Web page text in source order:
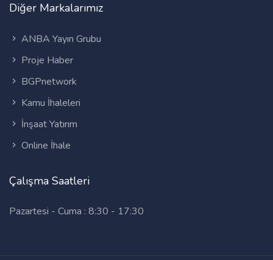
Diğer Markalarımız
ANBA Yayın Grubu
Proje Haber
BGPnetwork
Kamu İhaleleri
İnşaat Yatırım
Online İhale
Çalışma Saatleri
Pazartesi - Cuma : 8:30 - 17:30